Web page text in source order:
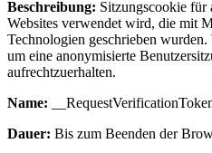
Beschreibung: Sitzungscookie für
Websites verwendet wird, die mit
Technologien geschrieben
um eine anonymisierte
aufrechtzuerhalten.
Name:
Dauer: Bis zum Beenden der